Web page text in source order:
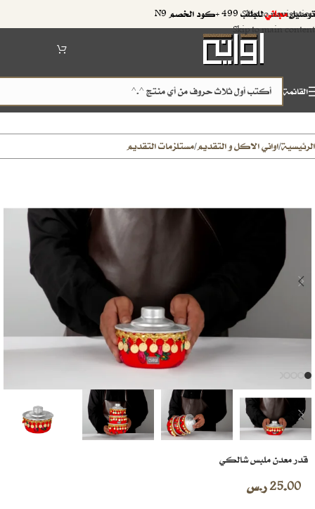
Skip to navigation
Skip to main content
توصيلمجانيللطلب 499 +كود الخصم N9
القائمة
الرئيسية/اواني الاكل و التقديم/مستلزمات التقديم
قدر معدن ملبس شالكي
25.00ر.س